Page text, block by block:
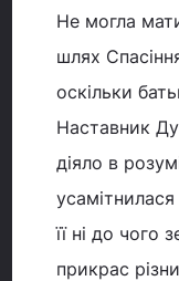
Не могла
шлях
оскільки
Наставник
діяло в
її ні до чого
прикрас